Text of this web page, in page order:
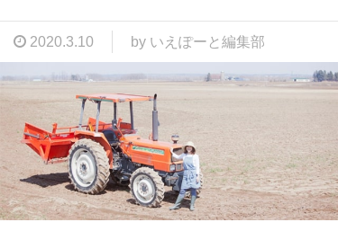
2020.3.10 by いえぽーと編集部